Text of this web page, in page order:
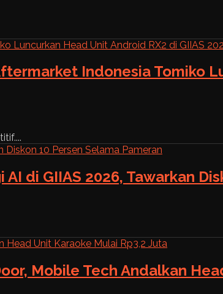
Indonesia Tomiko
di GIIAS 2026, Tawarkan
Mobile Tech Andalkan